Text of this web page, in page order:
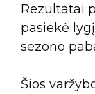
Rezultatai
pasiekė
sezono
Šios